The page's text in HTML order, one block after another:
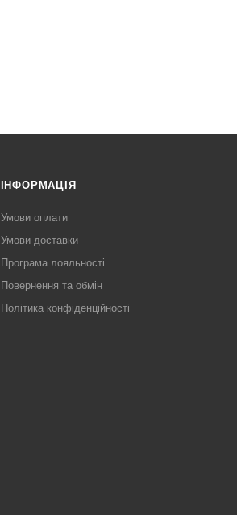
ІНФОРМАЦІЯ
Умови оплати
Умови доставки
Програма лояльності
Повернення та обмін
Політика конфіденційності